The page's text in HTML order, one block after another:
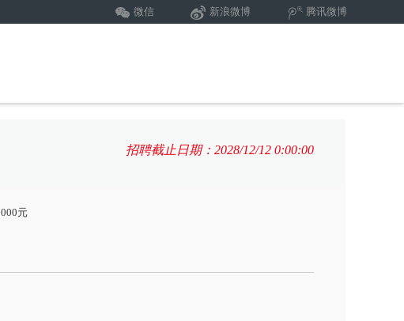
腾讯微博
新浪微博
微信
招聘截止日期：2028/12/12 0:00:00
元